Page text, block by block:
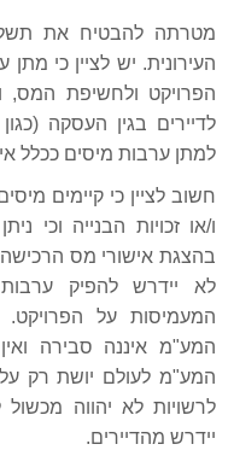
מטרתה להבטיח את
העירונית. יש לציין כי
הפרויקט ולחשיפת המס,
לדיירים בגין העסקה
למתן ערבות מיסים ככלל
חשוב לציין כי קיימים
ו/או זכויות הבנייה וכי
בהצגת אישורי מס
לא יידרש להפיק ערבות
המעמיסות על
המע"מ איננה סבירה
המע"מ לעולם יושת רק על
לרשויות לא יהווה מכשול
יידרש מהדיירים.